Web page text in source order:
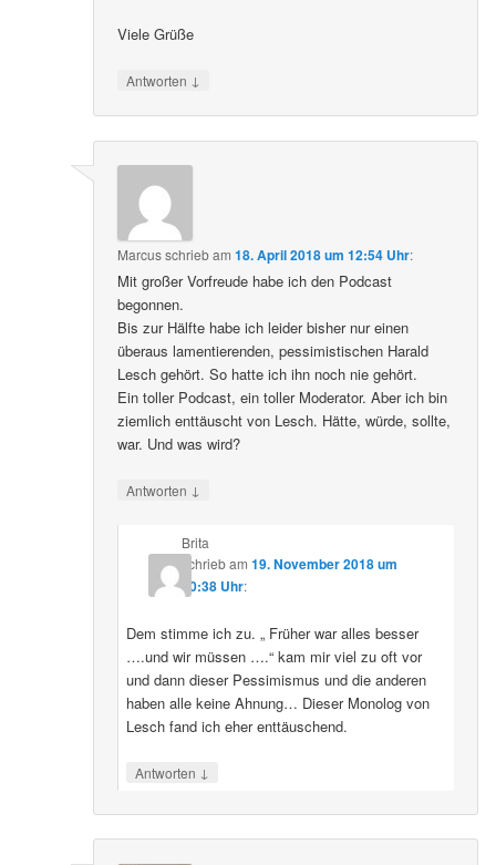
Viele Grüße
Antworten ↓
Marcusschriebam18. April 2018 um 12:54 Uhr:
Mit großer Vorfreude habe ich den Podcast
begonnen.
Bis zur Hälfte habe ich leider bisher nur einen
überaus lamentierenden, pessimistischen Harald
Lesch gehört. So hatte ich ihn noch nie gehört.
Ein toller Podcast, ein toller Moderator. Aber ich bin
ziemlich enttäuscht von Lesch. Hätte, würde, sollte,
war. Und was wird?
Antworten ↓
Brita
schriebam 19. November 2018 um
20:38 Uhr:
Dem stimme ich zu. „ Früher war alles besser
….und wir müssen ….“ kam mir viel zu oft vor
und dann dieser Pessimismus und die anderen
haben alle keine Ahnung… Dieser Monolog von
Lesch fand ich eher enttäuschend.
Antworten ↓